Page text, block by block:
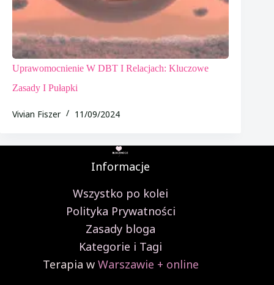
Uprawomocnienie W DBT I Relacjach: Kluczowe
Zasady I Pułapki
Vivian Fiszer 11/09/2024
Informacje
Wszystko po kolei
Polityka Prywatności
Zasady bloga
Kategorie i Tagi
Terapia w Warszawie + online